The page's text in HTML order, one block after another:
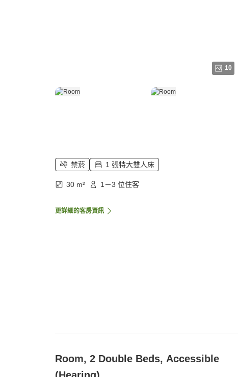
10
禁菸 1 張特大雙人床
30 m² 1－3 位住客
更詳細的客房資訊
Room, 2 Double Beds, Accessible